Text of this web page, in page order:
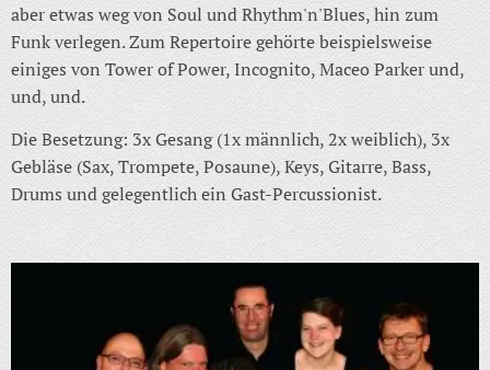
aber etwas weg von Soul und Rhythm'n'Blues, hin zum
Funk verlegen. Zum Repertoire gehörte beispielsweise
einiges von Tower of Power, Incognito, Maceo Parker und,
und, und.
Die Besetzung: 3x Gesang (1x männlich, 2x weiblich), 3x
Gebläse (Sax, Trompete, Posaune), Keys, Gitarre, Bass,
Drums und gelegentlich ein Gast-Percussionist.